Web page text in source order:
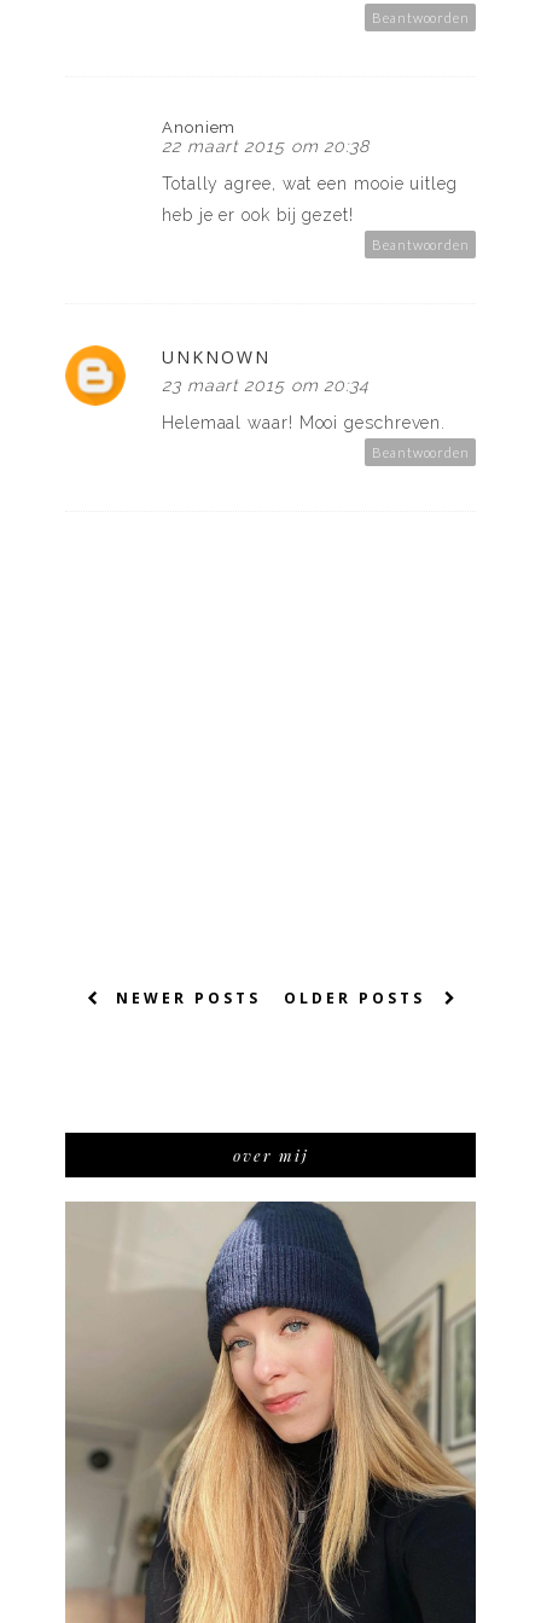
Beantwoorden
Anoniem
22 maart 2015 om 20:38
Totally agree, wat een mooie uitleg
heb je er ook bij gezet!
Beantwoorden
UNKNOWN
23 maart 2015 om 20:34
Helemaal waar! Mooi geschreven.
Beantwoorden
NEWER POSTS OLDER POSTS
over mij